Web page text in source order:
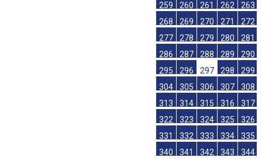
259
260 261 262 263
268
269 270 271 272
277
278 279 280 281
286
287 288 289 290
295
296 297 298 299
304
305 306 307 308
313
314 315 316 317
322
323 324 325 326
331
332 333 334 335
340
341 342 343 344